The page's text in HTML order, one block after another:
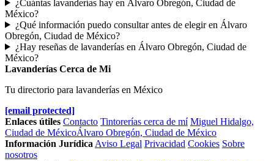
¿Cuántas lavanderías hay en Álvaro Obregón, Ciudad de
México?
¿Qué información puedo consultar antes de elegir en Álvaro
Obregón, Ciudad de México?
¿Hay reseñas de lavanderías en Álvaro Obregón, Ciudad de
México?
Lavanderías Cerca de Mi
Tu directorio para lavanderías en México
[email protected]
Enlaces útiles Contacto Tintorerías cerca de mí Miguel Hidalgo,
Ciudad de MéxicoÁlvaro Obregón, Ciudad de México
Información Jurídica Aviso Legal Privacidad Cookies Sobre
nosotros